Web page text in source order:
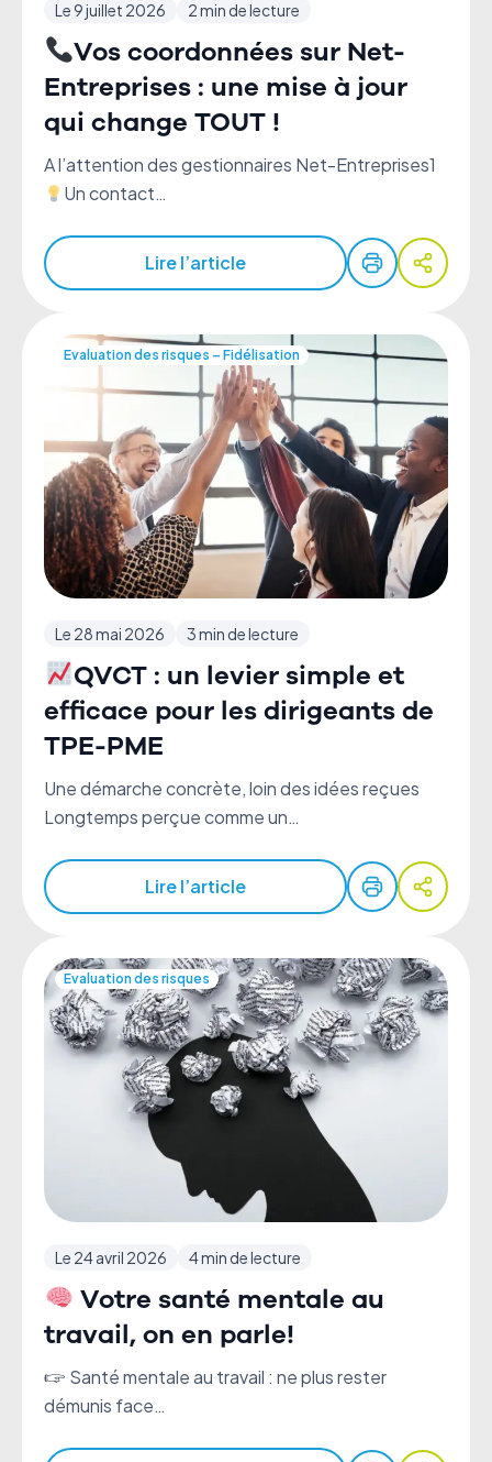
Le 9 juillet 2026 2 min de lecture
Vos coordonnées sur Net-
Entreprises : une mise à jour
qui change TOUT !
A l’attention des gestionnaires Net-Entreprises1
Un contact…
Lire l’article
Evaluation des risques – Fidélisation
Le 28 mai 2026 3 min de lecture
QVCT : un levier simple et
efficace pour les dirigeants de
TPE-PME
Une démarche concrète, loin des idées reçues
Longtemps perçue comme un…
Lire l’article
Evaluation des risques
Le 24 avril 2026 4 min de lecture
Votre santé mentale au
travail, on en parle!
🖙 Santé mentale au travail : ne plus rester
démunis face…